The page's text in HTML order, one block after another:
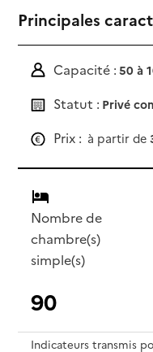
Principales
Capacité : 50 à
Statut : Privé
Prix : à partir de
Nombre de
chambre(s)
simple(s)
90
Indicateurs transmis